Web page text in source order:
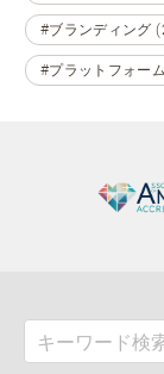
#ブランディング
#プラットフォー